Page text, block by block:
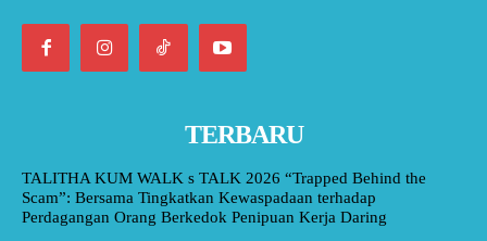
TERBARU
TALITHA KUM WALK s TALK 2026 “Trapped Behind the
Scam”: Bersama Tingkatkan Kewaspadaan terhadap
Perdagangan Orang Berkedok Penipuan Kerja Daring